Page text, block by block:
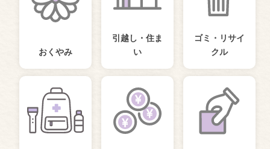
おくやみ
引越し・住ま
い
ゴミ・リサイ
クル